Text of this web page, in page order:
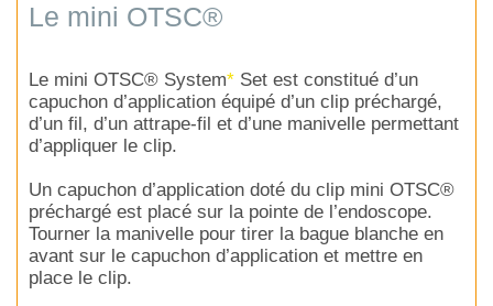
Le mini OTSC®
Le mini OTSC® System* Set est constitué d’un
capuchon d’application équipé d’un clip préchargé,
d’un fil, d’un attrape-fil et d’une manivelle permettant
d’appliquer le clip.
Un capuchon d’application doté du clip mini OTSC®
préchargé est placé sur la pointe de l’endoscope.
Tourner la manivelle pour tirer la bague blanche en
avant sur le capuchon d’application et mettre en
place le clip.